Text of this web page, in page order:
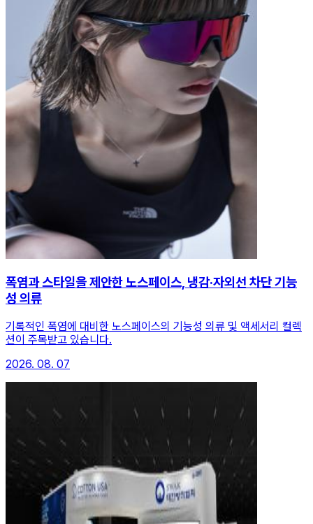
폭염과 스타일을 제안한 노스페이스, 냉감·자외선 차단 기능
성 의류
기록적인 폭염에 대비한 노스페이스의 기능성 의류 및 액세서리 컬렉
션이 주목받고 있습니다.
2026. 08. 07